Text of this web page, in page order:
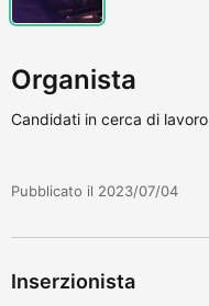
Organista
Candidati in cerca di lavoro
Pubblicato il 2023/07/04
Inserzionista